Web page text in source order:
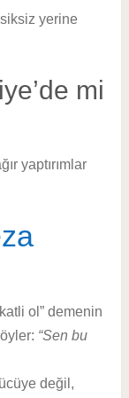
yerine
mi
yaptırımlar
ol” demenin
“Sen bu
değil,